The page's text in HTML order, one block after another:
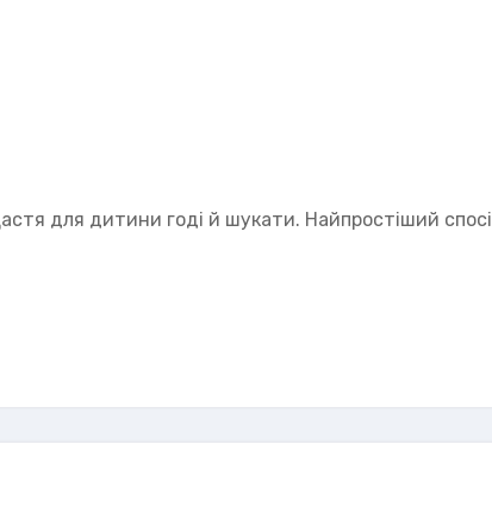
для дитини годі й шукати. Найпростіший